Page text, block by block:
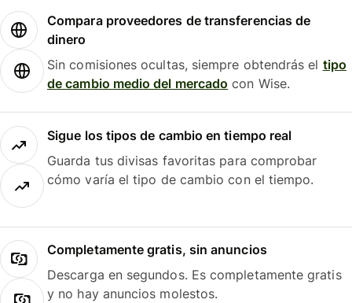
Compara proveedores de transferencias de
dinero
Sin comisiones ocultas, siempre obtendrás el tipo
de cambio medio del mercado con Wise.
Sigue los tipos de cambio en tiempo real
Guarda tus divisas favoritas para comprobar
cómo varía el tipo de cambio con el tiempo.
Completamente gratis, sin anuncios
Descarga en segundos. Es completamente gratis
y no hay anuncios molestos.